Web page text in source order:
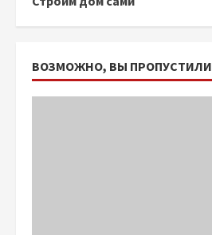
ВОЗМОЖНО, ВЫ ПРОПУСТИЛИ